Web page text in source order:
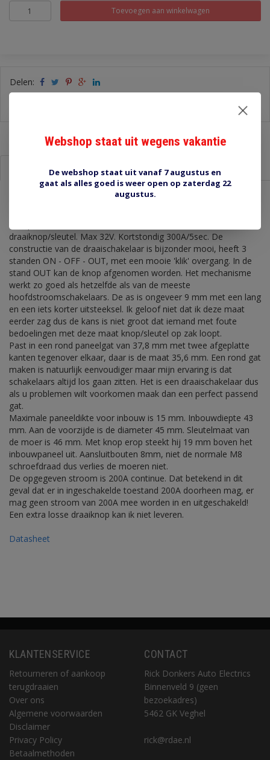
Toevoegen aan winkelwagen
Delen:
Informatie Reviews (0)
Compacte 200A hoofdstroomschakelaar met uitneembare
draaiknop/sleutel. Max 32V. Kortstondig 300A/5sec. De
constructie van de draaischakelaar is bijzonder mooi, heeft 3
standen ON - OFF - OUT, met een mooie 'klik' overgang. In de
stand OUT kan de knop afgenomen worden. Het mechanisme
werkt zo goed als hetzelfde als van de meeste
hoofdstroomschakelaars. De as is ongeveer 9 mm met een lang
en een iets korter uitsteeksel. Ik geloof niet dat ik deze maat
eerder zag dus de kans is niet groot dat iemand met foute
bedoelingen met deze maat knop/sleutel op zak loopt.
Past in een rond paneelgat van 37,8 mm met twee afgeplatte
kanten tegenover elkaar, daar is de maat 35,6 mm. Een rond gat
maken is natuurlijk eenvoudiger maar mijn ervaring is dat
schakelaars altijd los gaan zitten. Het is een draaischakelaar dus
als u problemen wilt voorkomen maak dan een perfect passend
gat.
Maximale paneeldikte voor inbouw is 15 mm. Inbouwdiepte 43
mm. Aan de voorzijde is de diameter 45 mm. Sleutelmaat van
de moer is 46 mm. Met knop erop steekt hij 19 mm boven het
inbouwpaneel uit. Aansluitbouten 8mm, niet de normale M8
schroefdraad dus verlies de moeren niet.
De opgegeven stroom is 200A continue. Dat betekend in dit
geval dat er in ingeschakelde toestand 200A doorheen mag, er
mag geen stroom van 200A mee worden in en uitgeschakeld!
Een extra losse draaiknop kan ik niet leveren.
Datasheet
KLANTENSERVICE
Retourneren of aankoop
terugdraaien
Over ons
Algemene voorwaarden
Disclaimer
Privacy Policy
Betaalmethoden
CONTACT
Rick Donkers Auto Electrics
Binnenveld 9 (geen
bezoekadres)
5462 GK Veghel
rick@rdae.nl
Webshop staat uit wegens vakantie
De webshop staat uit vanaf 7 augustus en
gaat als alles goed is weer open op zaterdag 22
augustus.